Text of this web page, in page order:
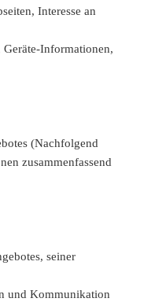
Interesse an
Informationen,
(Nachfolgend
zusammenfassend
seiner
und Kommunikation